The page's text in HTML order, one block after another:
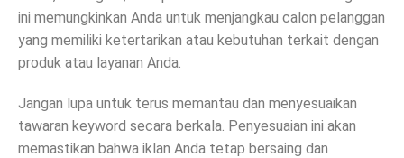
ini memungkinkan Anda untuk menjangkau calon pelanggan
yang memiliki ketertarikan atau kebutuhan terkait dengan
produk atau layanan Anda.
Jangan lupa untuk terus memantau dan menyesuaikan
tawaran keyword secara berkala. Penyesuaian ini akan
memastikan bahwa iklan Anda tetap bersaing dan